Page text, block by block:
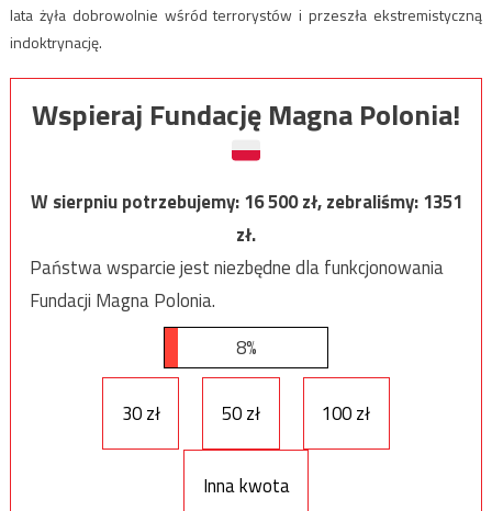
lata żyła dobrowolnie wśród terrorystów i przeszła ekstremistyczną
indoktrynację.
Wspieraj Fundację Magna Polonia!
W sierpniu potrzebujemy:16 500zł, zebraliśmy:1351
zł.
Państwa wsparcie jest niezbędne dla funkcjonowania
Fundacji Magna Polonia.
8%
30 zł 50 zł 100 zł
Inna kwota